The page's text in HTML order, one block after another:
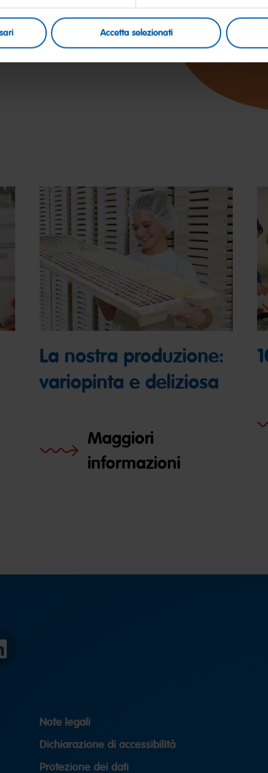
Accetta selezionati
Camp Onlus, che da anni
con disabilità, e le loro
da amore!
La nostra produzione:
variopinta e deliziosa
Maggiori
informazioni
Note legali
Dichiarazione di accessibilità
Protezione dei dati